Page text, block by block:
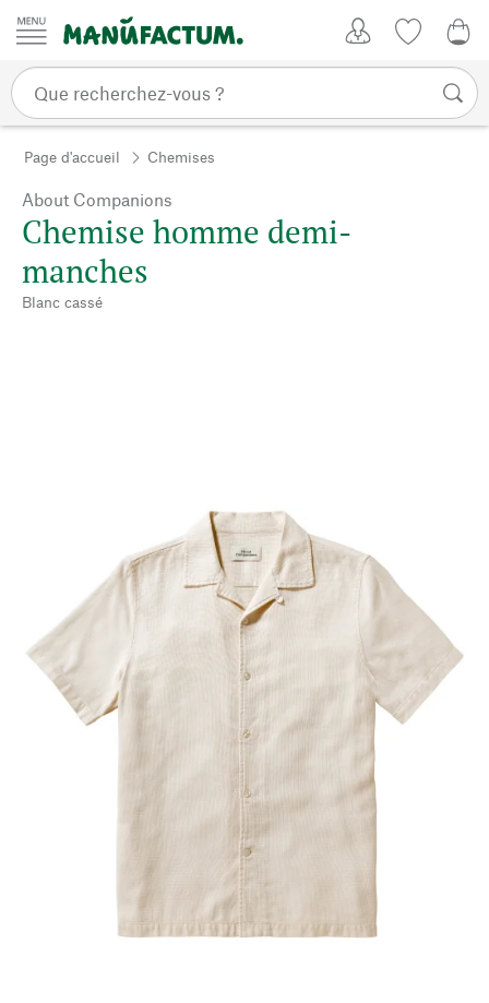
Passer au contenu
Page d'accueil Chemises
About Companions
Chemise homme demi-
manches
Blanc cassé